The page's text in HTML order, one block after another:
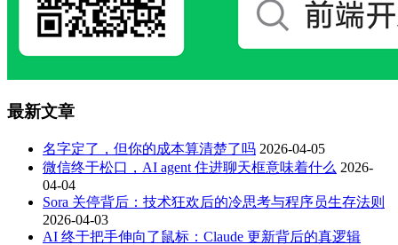
最新文章
名字定了，但你的成本算清楚了吗 2026-04-05
微信终于松口，AI agent 住进聊天框意味着什么 2026-
04-04
Sora 关停背后：技术狂欢后的冷思考与程序员生存法则
2026-04-03
AI 终于把手伸向了鼠标：Claude 更新背后的真逻辑